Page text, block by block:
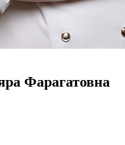
Фарагатовна